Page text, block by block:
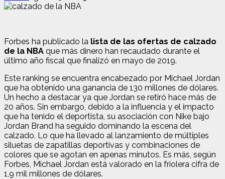
Forbes ha publicado la lista de las ofertas de calzado
de la NBA que más dinero han recaudado durante el
último año fiscal que finalizó en mayo de 2019.
Este ranking se encuentra encabezado por Michael Jordan
que ha obtenido una ganancia de 130 millones de dólares.
Un hecho a destacar ya que Jordan se retiró hace más de
20 años. Sin embargo, debido a la influencia y el impacto
que ha tenido el deportista, su asociación con Nike bajo
Jordan Brand ha seguido dominando la escena del
calzado. Lo que ha llevado al lanzamiento de múltiples
siluetas de zapatillas deportivas y combinaciones de
colores que se agotan en apenas minutos. Es más, según
Forbes, Michael Jordan está valorado en la friolera cifra de
1,9 mil millones de dólares.